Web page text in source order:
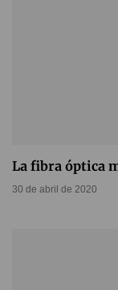
La fibra óptica
30 de abril de 2020